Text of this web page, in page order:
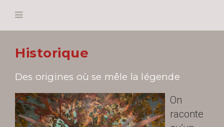
Historique
Des origines où se mêle la légende
On
raconte